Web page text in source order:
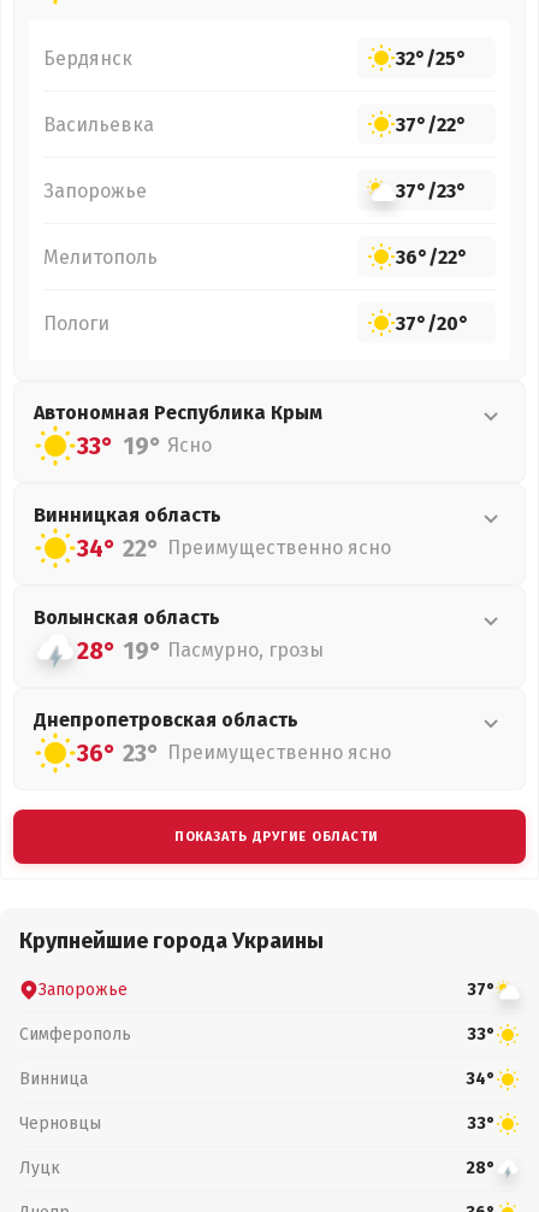
Бердянск 32°/25°
Васильевка 37°/22°
Запорожье 37°/23°
Мелитополь 36°/22°
Пологи 37°/20°
Автономная Республика Крым
33° 19° Ясно
Винницкая область
34° 22° Преимущественно ясно
Волынская область
28° 19° Пасмурно, грозы
Днепропетровская область
36° 23° Преимущественно ясно
ПОКАЗАТЬ ДРУГИЕ ОБЛАСТИ
Крупнейшие города Украины
Запорожье 37°
Симферополь 33°
Винница 34°
Черновцы 33°
Луцк 28°